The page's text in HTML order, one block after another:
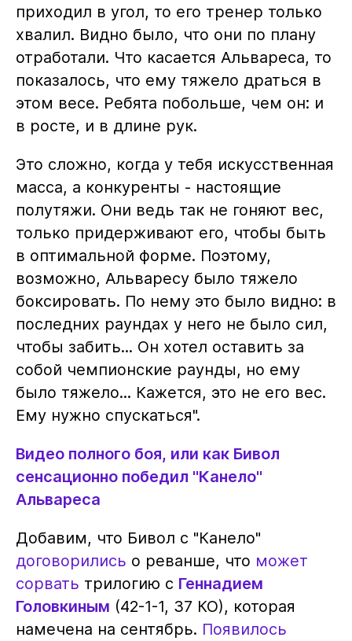
приходил в угол, то его тренер только
хвалил. Видно было, что они по плану
отработали. Что касается Альвареса, то
показалось, что ему тяжело драться в
этом весе. Ребята побольше, чем он: и
в росте, и в длине рук.
Это сложно, когда у тебя искусственная
масса, а конкуренты - настоящие
полутяжи. Они ведь так не гоняют вес,
только придерживают его, чтобы быть
в оптимальной форме. Поэтому,
возможно, Альваресу было тяжело
боксировать. По нему это было видно: в
последних раундах у него не было сил,
чтобы забить... Он хотел оставить за
собой чемпионские раунды, но ему
было тяжело... Кажется, это не его вес.
Ему нужно спускаться".
Видео полного боя, или как Бивол
сенсационно победил "Канело"
Альвареса
Добавим, что Бивол с "Канело"
договорились о реванше, что может
сорвать трилогию с Геннадием
Головкиным (42-1-1, 37 КО), которая
намечена на сентябрь. Появилось